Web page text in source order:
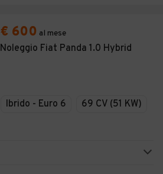
€ 600 al mese
Noleggio Fiat Panda 1.0 Hybrid
Ibrido - Euro 6
69 CV (51 KW)